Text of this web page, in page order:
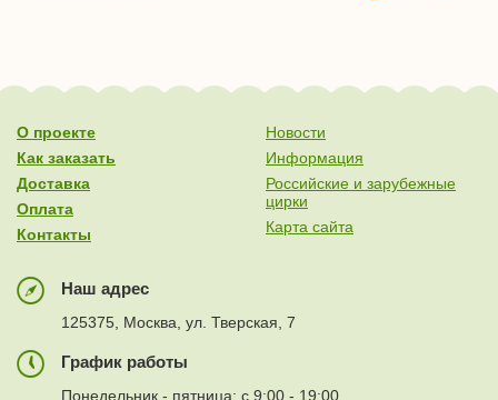
О проекте
Как заказать
Доставка
Оплата
Контакты
Новости
Информация
Российские и зарубежные
цирки
Карта сайта
Наш адрес
125375, Москва, ул. Тверская, 7
График работы
Понедельник - пятница: с 9:00 - 19:00